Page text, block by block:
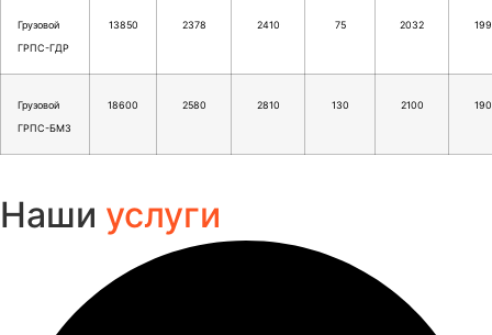
Грузовой
ГРПС-ГДР
13850 2378 2410 75 2032
Грузовой
ГРПС-БМЗ
18600 2580 2810 130 2100
Наши услуги